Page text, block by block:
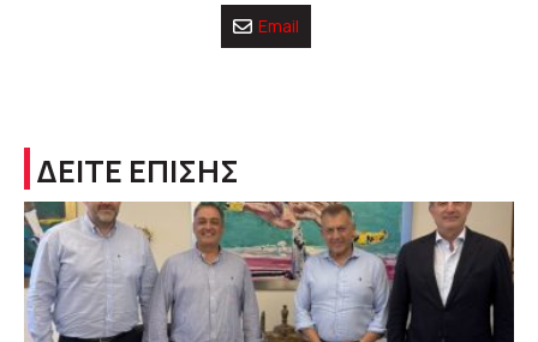
Email
ΔΕΙΤΕ ΕΠΙΣΗΣ